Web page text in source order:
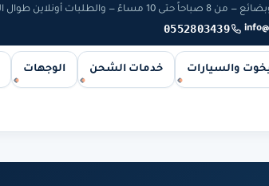
أونلاين طوال الوقت
0552803439
والسيارات خدمات الشحن الوجهات